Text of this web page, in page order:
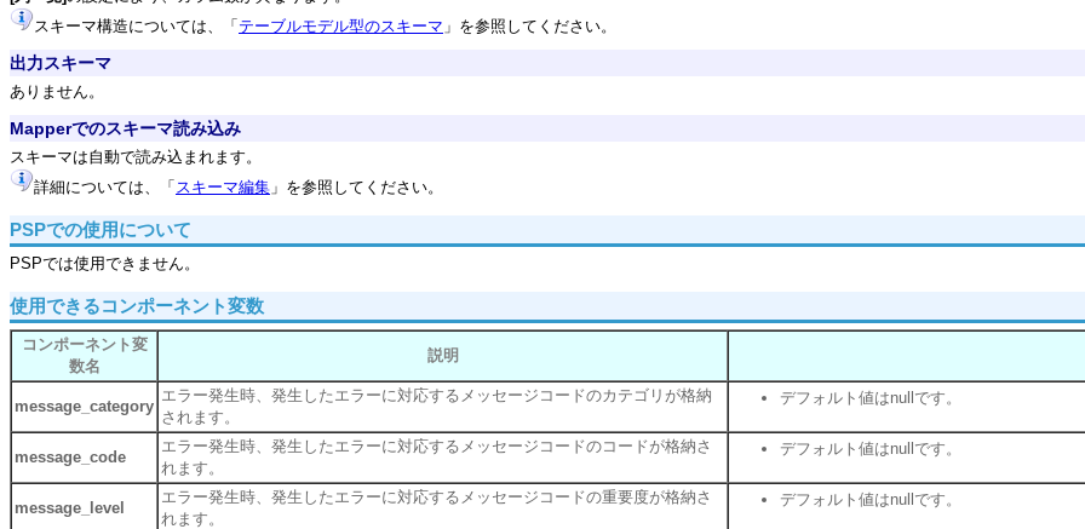
スキーマ構造については、「 テーブルモデル型のスキーマ 」を参照してください。
出力スキーマ
ありません。
Mapperでのスキーマ読み込み
スキーマは自動で読み込まれます。
詳細については、「 スキーマ編集 」を参照してください。
PSPでの使用について
PSPでは使用できません。
使用できるコンポーネント変数
コンポーネント変
数名
説明
message_category
エラー発生時、発生したエラーに対応するメッセージコードのカテゴリが格納
されます。
デフォルト値はnullです。
message_code
エラー発生時、発生したエラーに対応するメッセージコードのコードが格納さ
れます。
デフォルト値はnullです。
message_level
エラー発生時、発生したエラーに対応するメッセージコードの重要度が格納さ
れます。
デフォルト値はnullです。